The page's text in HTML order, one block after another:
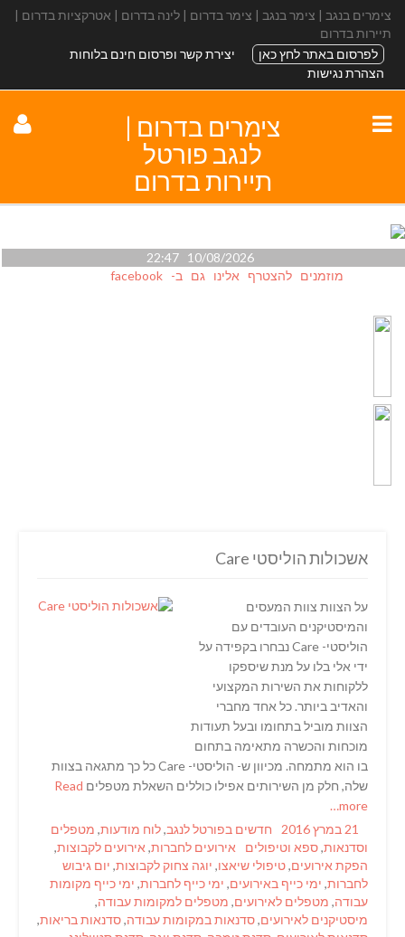
צימרים בנגב | צימר בנגב | צימר בדרום | לינה בדרום | אטרקציות בדרום |
תיירות בדרום
לפרסום באתר לחץ כאן
יצירת קשר ופרסום חינם בלוחות
הצהרת נגישות
צימרים בדרום |
לנגב פורטל
תיירות בדרום
10/08/2026 22:47
מוזמנים להצטרף אלינו גם ב- facebook
אשכולות הוליסטי Care
על הצוות צוות המעסים
והמיסטיקנים העובדים עם
הוליסטי- Care נבחרו בקפידה על
ידי אלי בלו על מנת שיספקו
ללקוחות את השירות המקצועי
והאדיב ביותר. כל אחד מחברי
הצוות מוביל בתחומו ובעל תעודות
מוכחות והכשרה מתאימה בתחום
בו הוא מתמחה. מכיוון ש- הוליסטי- Care כל כך מתגאה בצוות
שלה, חלק מן השירותים אפילו כוללים השאלת מטפלים Read
more…
Posted
on
21 במרץ 2016 Categories
חדשים בפורטל לנגב,לוח מודעות, מטפלים
וסדנאות,ספא וטיפולים Tags
אירועים לחברות, אירועים לקבוצות,
הפקת אירועים,טיפולי שיאצו, יוגה צחוק לקבוצות, יום גיבוש
לחברות, ימי כייף באירועים, ימי כייף לחברות, ימי כייף מקומות
עבודה, מטפלים לאירועים, מטפלים למקומות עבודה,
מיסטיקנים לאירועים,סדנאות במקומות עבודה,סדנאות בריאות,